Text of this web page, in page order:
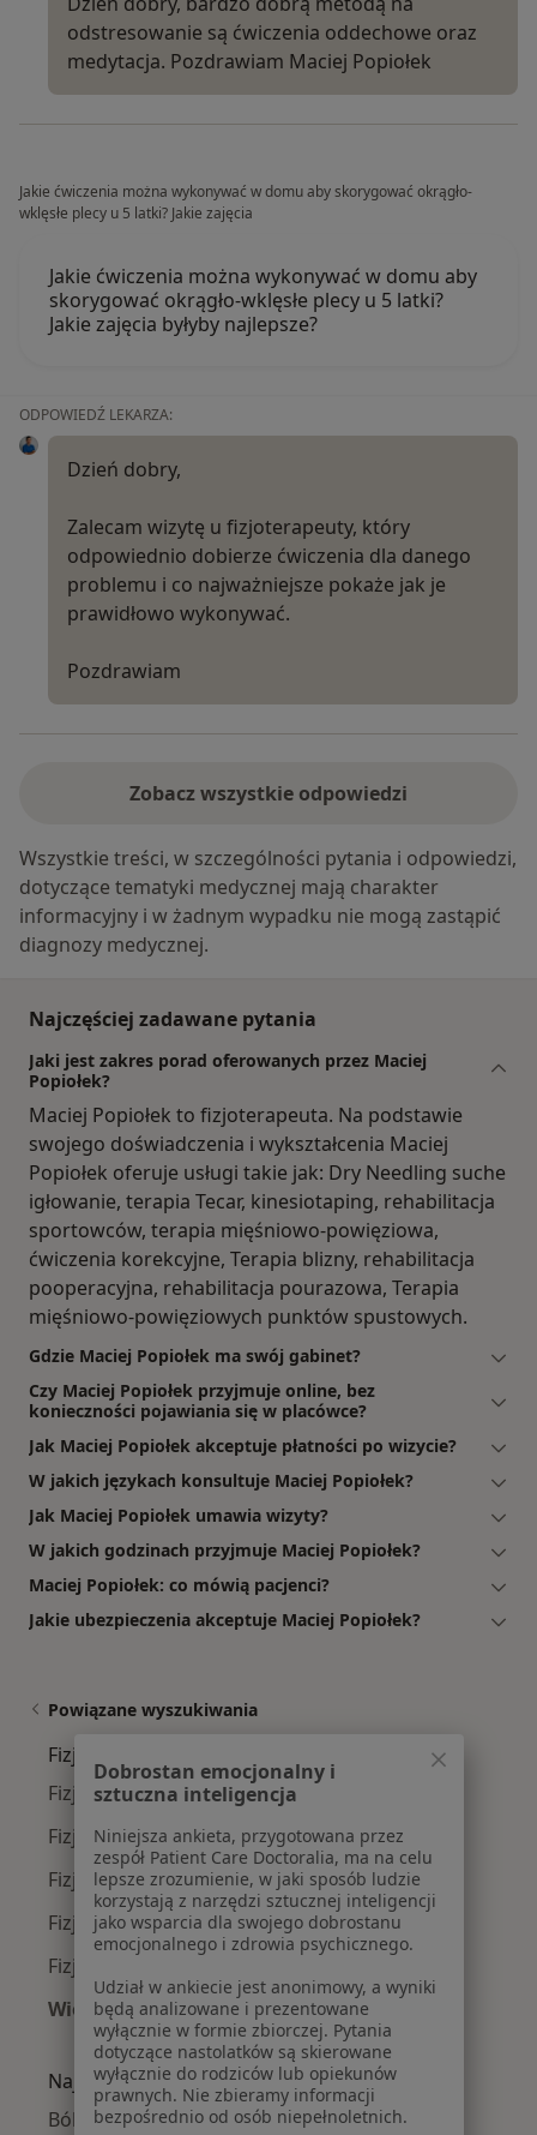
odstresowanie są ćwiczenia oddechowe oraz
medytacja. Pozdrawiam Maciej Popiołek
Jakie ćwiczenia można wykonywać w domu aby skorygować okrągło-
wklęsłe plecy u 5 latki? Jakie zajęcia
Jakie ćwiczenia można wykonywać w domu aby
skorygować okrągło-wklęsłe plecy u 5 latki?
Jakie zajęcia byłyby najlepsze?
ODPOWIEDŹ LEKARZA:
Dzień dobry,
Zalecam wizytę u fizjoterapeuty, który
odpowiednio dobierze ćwiczenia dla danego
problemu i co najważniejsze pokaże jak je
prawidłowo wykonywać.
Pozdrawiam
Zobacz wszystkie odpowiedzi
Wszystkie treści, w szczególności pytania i odpowiedzi,
dotyczące tematyki medycznej mają charakter
informacyjny i w żadnym wypadku nie mogą zastąpić
diagnozy medycznej.
Najczęściej zadawane pytania
Jaki jest zakres porad oferowanych przez Maciej
Popiołek?
Maciej Popiołek to fizjoterapeuta. Na podstawie
swojego doświadczenia i wykształcenia Maciej
Popiołek oferuje usługi takie jak: Dry Needling suche
igłowanie, terapia Tecar, kinesiotaping, rehabilitacja
sportowców, terapia mięśniowo-powięziowa,
ćwiczenia korekcyjne, Terapia blizny, rehabilitacja
pooperacyjna, rehabilitacja pourazowa, Terapia
mięśniowo-powięziowych punktów spustowych.
Gdzie Maciej Popiołek ma swój gabinet?
Czy Maciej Popiołek przyjmuje online, bez
konieczności pojawiania się w placówce?
Jak Maciej Popiołek akceptuje płatności po wizycie?
W jakich językach konsultuje Maciej Popiołek?
Jak Maciej Popiołek umawia wizyty?
W jakich godzinach przyjmuje Maciej Popiołek?
Maciej Popiołek: co mówią pacjenci?
Jakie ubezpieczenia akceptuje Maciej Popiołek?
Powiązane wyszukiwania
Fizjoterapeuci w pobliżu
Fizjoterapeuci Podgórze
Fizjoterapeuci Prądnik Biały
Fizjoterapeuci Grzegórzki
Fizjoterapeuci Dębniki
Fizjoterapeuci Stare Miasto
Więcej (14)
Więcej w kategorii: Fizjoterapeuci w pobliżu
Najczęście leczone choroby
Bóle kręgosłupa w Krakowie
Dobrostan emocjonalny i
sztuczna inteligencja
Niniejsza ankieta, przygotowana przez
zespół Patient Care Doctoralia, ma na celu
lepsze zrozumienie, w jaki sposób ludzie
korzystają z narzędzi sztucznej inteligencji
jako wsparcia dla swojego dobrostanu
emocjonalnego i zdrowia psychicznego.
Udział w ankiecie jest anonimowy, a wyniki
będą analizowane i prezentowane
wyłącznie w formie zbiorczej. Pytania
dotyczące nastolatków są skierowane
wyłącznie do rodziców lub opiekunów
prawnych. Nie zbieramy informacji
bezpośrednio od osób niepełnoletnich.